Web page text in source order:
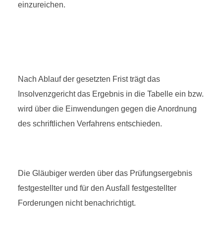
einzureichen.
Nach Ablauf der gesetzten Frist trägt das
Insolvenzgericht das Ergebnis in die Tabelle ein bzw.
wird über die Einwendungen gegen die Anordnung
des schriftlichen Verfahrens entschieden.
Die Gläubiger werden über das Prüfungsergebnis
festgestellter und für den Ausfall festgestellter
Forderungen nicht benachrichtigt.